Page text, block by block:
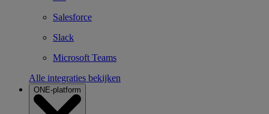
Salesforce
Slack
Microsoft Teams
Alle integraties bekijken
ONE-platform